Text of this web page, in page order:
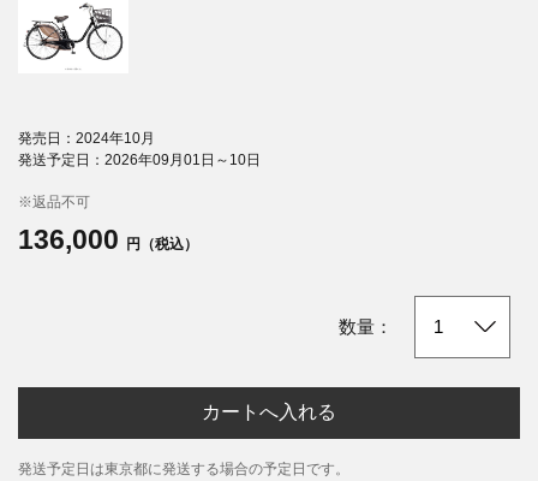
発売日：2024年10月
発送予定日：2026年09月01日～10日
※返品不可
136,000 円（税込）
数量：
カートへ入れる
発送予定日は東京都に発送する場合の予定日です。